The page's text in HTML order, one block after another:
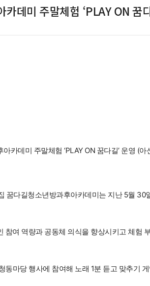
데미 주말체험 ‘PLAY ON 꿈
카데미 주말체험 ‘PLAY ON 꿈다길’ 운영 (아
꿈다길청소년방과후아카데미는 지난 5월 30
여 역량과 공동체 의식을 향상시키고 체험
마당 행사에 참여해 노래 1분 듣고 맞추기